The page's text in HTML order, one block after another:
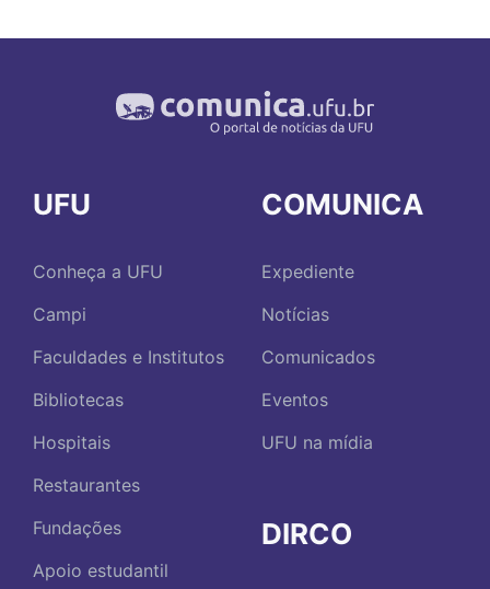
UFU
Conheça a UFU
Campi
Faculdades e Institutos
Bibliotecas
Hospitais
Restaurantes
Fundações
Apoio estudantil
COMUNICA
Expediente
Notícias
Comunicados
Eventos
UFU na mídia
DIRCO